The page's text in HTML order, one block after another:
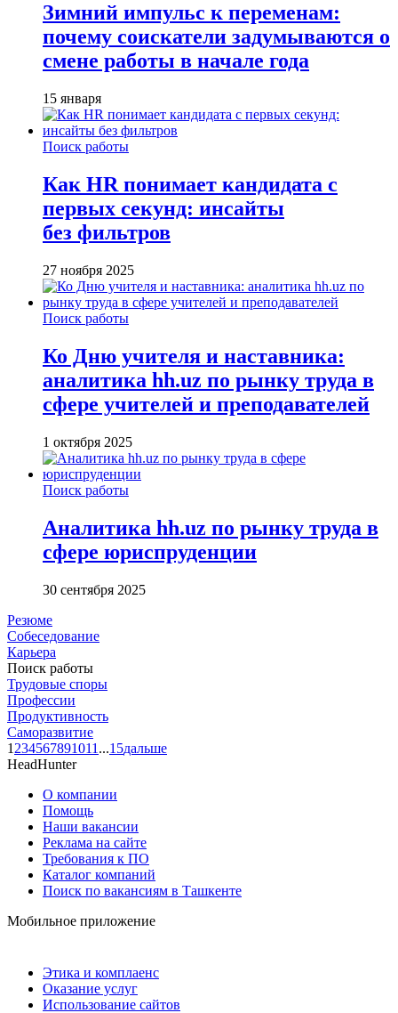
Зимний импульс к переменам:
почему соискатели задумываются о
смене работы в начале года
15 января
Поиск работы
Как HR понимает кандидата с
первых секунд: инсайты
без фильтров
27 ноября 2025
Поиск работы
Ко Дню учителя и наставника:
аналитика hh.uz по рынку труда в
сфере учителей и преподавателей
1 октября 2025
Поиск работы
Аналитика hh.uz по рынку труда в
сфере юриспруденции
30 сентября 2025
Резюме
Собеседование
Карьера
Поиск работы
Трудовые споры
Профессии
Продуктивность
Саморазвитие
1 234567891011 ...15дальше
HeadHunter
О компании
Помощь
Наши вакансии
Реклама на сайте
Требования к ПО
Каталог компаний
Поиск по вакансиям в Ташкенте
Мобильное приложение
Этика и комплаенс
Оказание услуг
Использование сайтов